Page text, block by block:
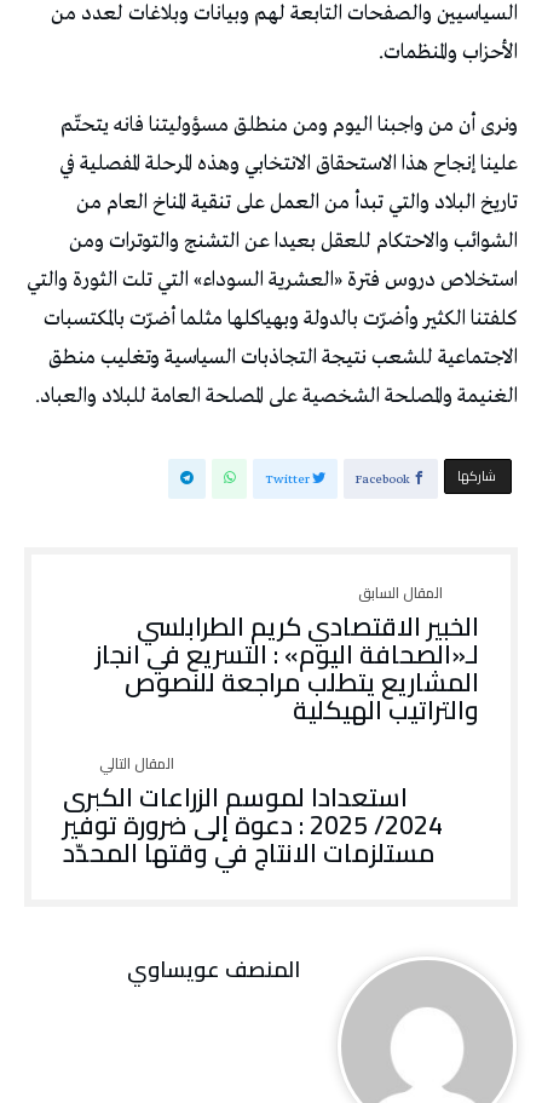
السياسيين والصفحات التابعة لهم وبيانات وبلاغات لعدد من
الأحزاب والمنظمات.
ونرى أن من واجبنا اليوم ومن منطلق مسؤوليتنا فانه يتحتّم
علينا إنجاح هذا الاستحقاق الانتخابي وهذه المرحلة المفصلية في
تاريخ البلاد والتي تبدأ من العمل على تنقية المناخ العام من
الشوائب والاحتكام للعقل بعيدا عن التشنج والتوترات ومن
استخلاص دروس فترة «العشرية السوداء» التي تلت الثورة والتي
كلفتنا الكثير وأضرّت بالدولة وبهياكلها مثلما أضرّت بالمكتسبات
الاجتماعية للشعب نتيجة التجاذبات السياسية وتغليب منطق
الغنيمة والمصلحة الشخصية على المصلحة العامة للبلاد والعباد.
‫‫ شاركها‬ Facebook
Twitter
الخبير الاقتصادي كريم الطرابلسي
لـ«الصحافة اليوم» : التسريع في انجاز
المشاريع يتطلب مراجعة للنصوص
والتراتيب الهيكلية
استعدادا لموسم الزراعات الكبرى
2024/ 2025 : دعوة إلى ضرورة توفير
مستلزمات الانتاج في وقتها المحدّد
المنصف عويساوي